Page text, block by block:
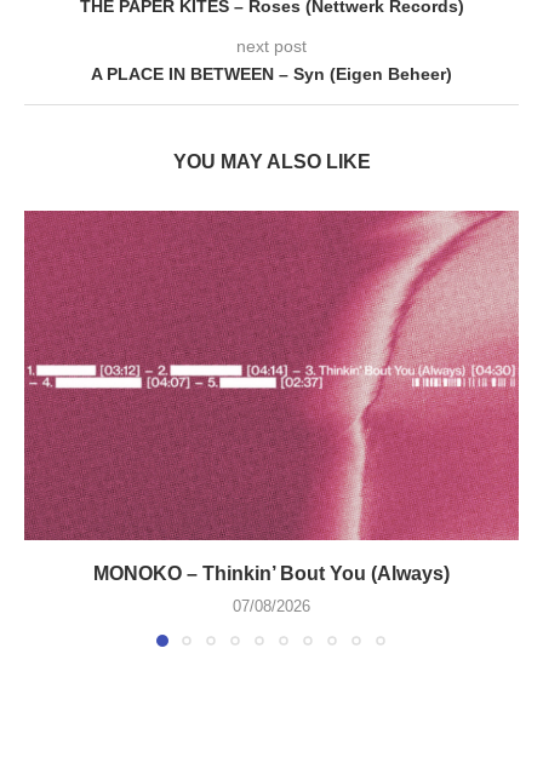
THE PAPER KITES – Roses (Nettwerk Records)
next post
A PLACE IN BETWEEN – Syn (Eigen Beheer)
YOU MAY ALSO LIKE
MONOKO – Thinkin’ Bout You (Always)
07/08/2026